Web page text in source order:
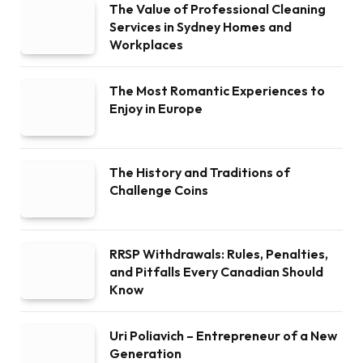
The Value of Professional Cleaning
Services in Sydney Homes and
Workplaces
The Most Romantic Experiences to
Enjoy in Europe
The History and Traditions of
Challenge Coins
RRSP Withdrawals: Rules, Penalties,
and Pitfalls Every Canadian Should
Know
Uri Poliavich – Entrepreneur of a New
Generation